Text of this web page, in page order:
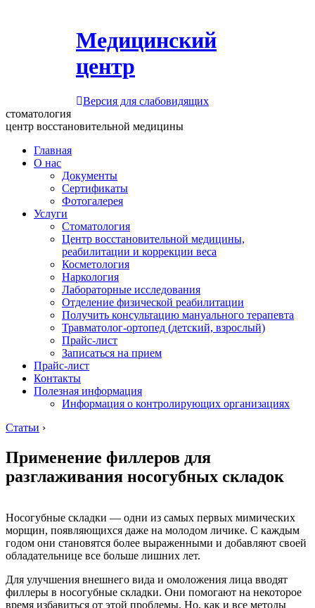
Медицинский
центр
Версия для слабовидящих
стоматология
центр восстановительной медицины
Главная
О нас
Документы
Сертификаты
Фотогалерея
Услуги
Стоматология
Центр восстановительной медицины,
реабилитации и коррекции веса
Косметология
Наркология
Лабораторные исследования
Отделение физической реабилитации
Получить консультацию мануального терапевта
Травматолог-ортопед (детский, взрослый)
Прайс-лист
Записаться на прием
Прайс-лист
Контакты
Полезная информация
Информация о контролирующих организациях
Статьи ›
Применение филлеров для
разглаживания носогубных складок
Носогубные складки — одни из самых первых мимических
морщин, появляющихся даже на молодом личике. С каждым
годом они становятся более выраженными и добавляют своей
обладательнице все больше лишних лет.
Для улучшения внешнего вида и омоложения лица вводят
филлеры в носогубные складки. Они помогают на некоторое
время избавиться от этой проблемы. Но, как и все методы